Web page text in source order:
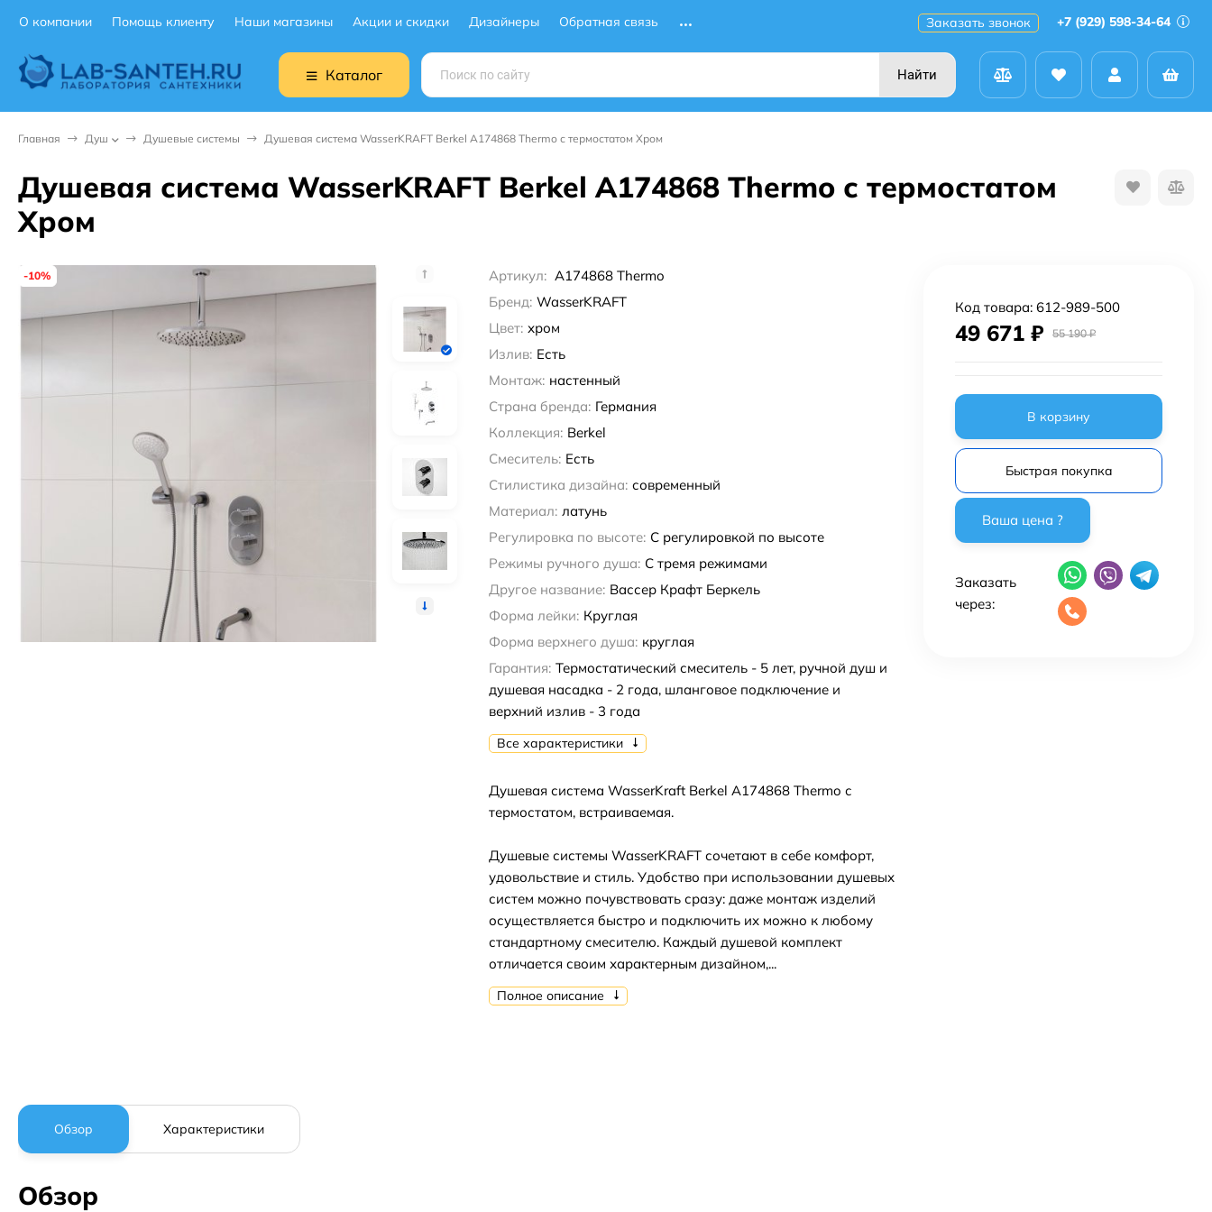
О компании Помощь клиенту Наши магазины Акции и скидки Дизайнеры Обратная связь Заказать звонок +7 (929) 598-34-64
Каталог Найти
Главная Душ Душевые системы Душевая система WasserKRAFT Berkel A174868 Thermo с термостатом Хром
Душевая система WasserKRAFT Berkel A174868 Thermo с термостатом
Хром
-10% Артикул: A174868 Thermo
Бренд: WasserKRAFT
Цвет: хром
Излив: Есть
Монтаж: настенный
Страна бренда: Германия
Коллекция: Berkel
Смеситель: Есть
Стилистика дизайна: современный
Материал: латунь
Регулировка по высоте: С регулировкой по высоте
Режимы ручного душа: С тремя режимами
Другое название: Вассер Крафт Беркель
Форма лейки: Круглая
Форма верхнего душа: круглая
Гарантия: Термостатический смеситель - 5 лет, ручной душ и
душевая насадка - 2 года, шланговое подключение и
верхний излив - 3 года
Все характеристики
Душевая система WasserKraft Berkel A174868 Thermo с
термостатом, встраиваемая.
Душевые системы WasserKRAFT сочетают в себе комфорт,
удовольствие и стиль. Удобство при использовании душевых
систем можно почувствовать сразу: даже монтаж изделий
осуществляется быстро и подключить их можно к любому
стандартному смесителю. Каждый душевой комплект
отличается своим характерным дизайном,...
Полное описание
Код товара: 612-989-500
49 671 ₽ 55 190₽
В корзину
Быстрая покупка
Заказать
через:
Обзор Характеристики
Обзор